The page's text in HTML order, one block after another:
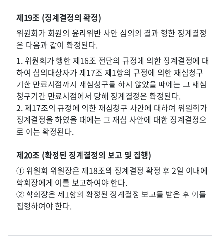
제19조 (징계결정의 확정)
위원회가 회원의 윤리위반 사안 심의의 결과 행한 징계결정
은 다음과 같이 확정된다.
1. 위원회가 행한 제16조 전단의 규정에 의한 징계결정에 대
하여 심의대상자가 제17조 제1항의 규정에 의한 재심청구
기한 만료시점까지 재심청구를 하지 않았을 때에는 그 재심
청구기간 만료시점에서 당해 징계결정은 확정된다.
2. 제17조의 규정에 의한 재심청구 사안에 대하여 위원회가
징계결정을 하였을 때에는 그 재심 사안에 대한 징계결정으
로 이는 확정된다.
제20조 (확정된 징계결정의 보고 및 집행)
① 위원회 위원장은 제18조의 징계결정 확정 후 2일 이내에
학회장에게 이를 보고하여야 한다.
② 학회장은 제1항의 확정된 징계결정 보고를 받은 후 이를
집행하여야 한다.